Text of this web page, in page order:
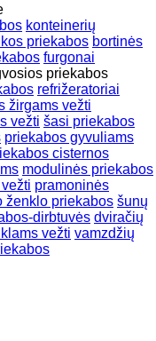
konteinerių
priekabos bortinės
furgonai
priekabos
refrižeratoriai
žirgams vežti
vežti šasi priekabos
priekabos gyvuliams
cisternos
modulinės priekabos
pramoninės
ženklo priekabos šunų
dirbtuvės dviračių
vežti vamzdžių